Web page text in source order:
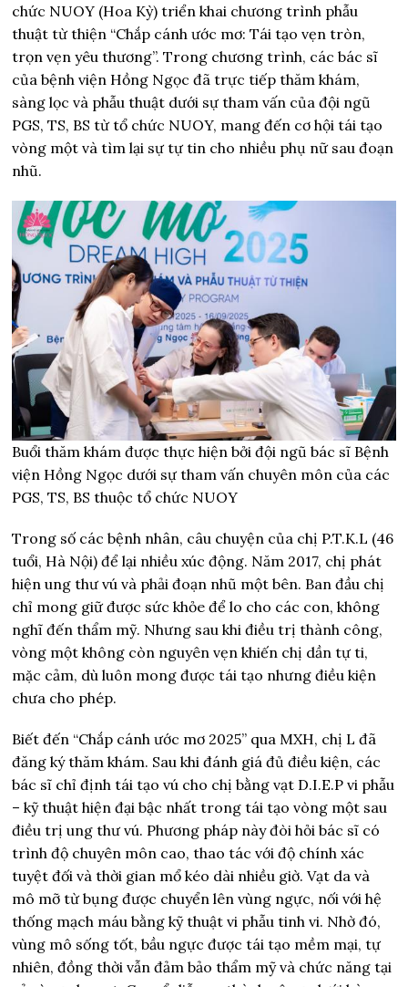
chức NUOY (Hoa Kỳ) triển khai chương trình phẫu
thuật từ thiện “Chắp cánh ước mơ: Tái tạo vẹn tròn,
trọn vẹn yêu thương”. Trong chương trình, các bác sĩ
của bệnh viện Hồng Ngọc đã trực tiếp thăm khám,
sàng lọc và phẫu thuật dưới sự tham vấn của đội ngũ
PGS, TS, BS từ tổ chức NUOY, mang đến cơ hội tái tạo
vòng một và tìm lại sự tự tin cho nhiều phụ nữ sau đoạn
nhũ.
Buổi thăm khám được thực hiện bởi đội ngũ bác sĩ Bệnh
viện Hồng Ngọc dưới sự tham vấn chuyên môn của các
PGS, TS, BS thuộc tổ chức NUOY
Trong số các bệnh nhân, câu chuyện của chị P.T.K.L (46
tuổi, Hà Nội) để lại nhiều xúc động. Năm 2017, chị phát
hiện ung thư vú và phải đoạn nhũ một bên. Ban đầu chị
chỉ mong giữ được sức khỏe để lo cho các con, không
nghĩ đến thẩm mỹ. Nhưng sau khi điều trị thành công,
vòng một không còn nguyên vẹn khiến chị dần tự ti,
mặc cảm, dù luôn mong được tái tạo nhưng điều kiện
chưa cho phép.
Biết đến “Chắp cánh ước mơ 2025” qua MXH, chị L đã
đăng ký thăm khám. Sau khi đánh giá đủ điều kiện, các
bác sĩ chỉ định tái tạo vú cho chị bằng vạt D.I.E.P vi phẫu
– kỹ thuật hiện đại bậc nhất trong tái tạo vòng một sau
điều trị ung thư vú. Phương pháp này đòi hỏi bác sĩ có
trình độ chuyên môn cao, thao tác với độ chính xác
tuyệt đối và thời gian mổ kéo dài nhiều giờ. Vạt da và
mô mỡ từ bụng được chuyển lên vùng ngực, nối với hệ
thống mạch máu bằng kỹ thuật vi phẫu tinh vi. Nhờ đó,
vùng mô sống tốt, bầu ngực được tái tạo mềm mại, tự
nhiên, đồng thời vẫn đảm bảo thẩm mỹ và chức năng tại